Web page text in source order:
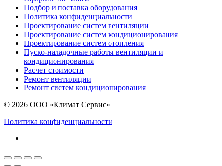
Подбор и поставка оборудования
Политика конфиденциальности
Проектирование систем вентиляции
Проектирование систем кондиционирования
Проектирование систем отопления
Пуско-наладочные работы вентиляции и
кондиционирования
Расчет стоимости
Ремонт вентиляции
Ремонт систем кондиционирования
© 2026 ООО «Климат Сервис»
Политика конфиденциальности